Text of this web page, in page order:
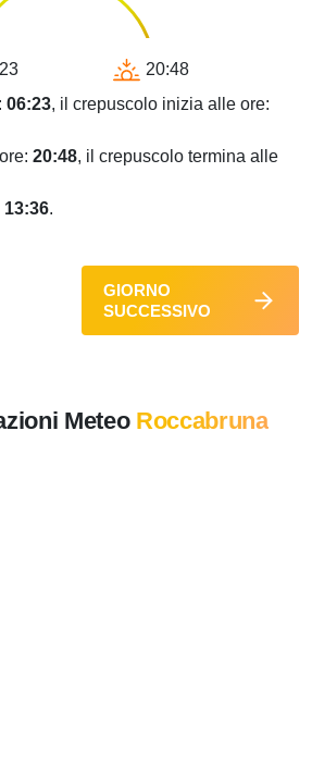
20:48
06:23, il crepuscolo inizia alle ore:
20:48, il crepuscolo termina alle
13:36.
GIORNO
SUCCESSIVO
Meteo Roccabruna